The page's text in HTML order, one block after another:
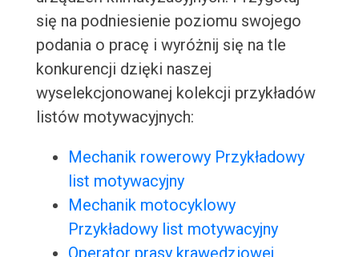
się na podniesienie poziomu swojego
podania o pracę i wyróżnij się na tle
konkurencji dzięki naszej
wyselekcjonowanej kolekcji przykładów
listów motywacyjnych:
Mechanik rowerowy Przykładowy
list motywacyjny
Mechanik motocyklowy
Przykładowy list motywacyjny
Operator prasy krawędziowej